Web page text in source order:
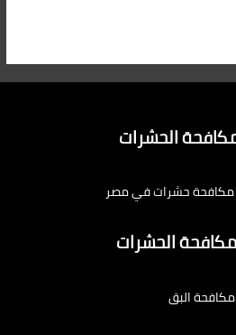
الحشرات
حشرات في مصر
الحشرات
مكافحة البق